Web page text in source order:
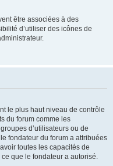
être associées à des
d’utiliser des icônes de
le plus haut niveau de contrôle
du forum comme les
d’utilisateurs ou de
fondateur du forum a attribuées
toutes les capacités de
que le fondateur a autorisé.